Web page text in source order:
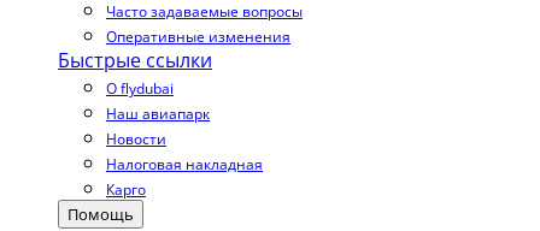
Часто задаваемые вопросы
Оперативные изменения
Быстрые ссылки
О flydubai
Наш авиапарк
Новости
Налоговая накладная
Карго
Помощь